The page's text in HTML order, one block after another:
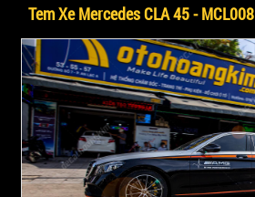
Tem Xe Mercedes CLA 45 - MCL008